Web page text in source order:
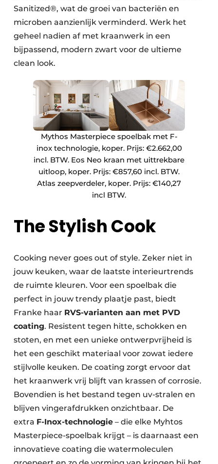
Sanitized®, wat de groei van bacteriën en
microben aanzienlijk verminderd. Werk het
geheel nadien af met kraanwerk in een
bijpassend, modern zwart voor de ultieme
clean look.
Mythos Masterpiece spoelbak met F-
inox technologie, koper. Prijs: €2.662,00
incl. BTW. Eos Neo kraan met uittrekbare
uitloop, koper. Prijs: €857,60 incl. BTW.
Atlas zeepverdeler, koper. Prijs: €140,27
incl BTW.
The Stylish Cook
Cooking never goes out of style. Zeker niet in
jouw keuken, waar de laatste interieurtrends
de ruimte kleuren. Voor een spoelbak die
perfect in jouw trendy plaatje past, biedt
Franke haar RVS-varianten aan met PVD
coating. Resistent tegen hitte, schokken en
stoten, en met een unieke ontwerpvrijheid is
het een geschikt materiaal voor zowat iedere
stijlvolle keuken. De coating zorgt ervoor dat
het kraanwerk vrij blijft van krassen of corrosie.
Bovendien is het bestand tegen uv-stralen en
blijven vingerafdrukken onzichtbaar. De
extra F-Inox-technologie – die elke Myhtos
Masterpiece-spoelbak krijgt – is daarnaast een
innovatieve coating die watermoleculen